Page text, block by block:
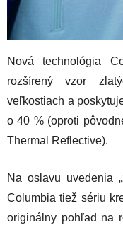
Nová technológia
rozšírený vzor
veľkostiach a
o 40 % (oproti
Thermal Reflective).
Na oslavu uvedenia
Columbia tiež sériu
originálny pohľad na